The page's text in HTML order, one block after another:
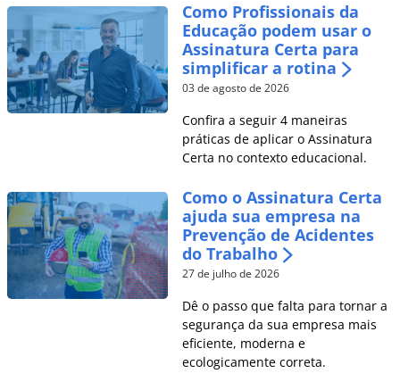
Como Profissionais da
Educação podem usar o
Assinatura Certa para
simplificar a rotina
03 de agosto de 2026
Confira a seguir 4 maneiras
práticas de aplicar o Assinatura
Certa no contexto educacional.
Como o Assinatura Certa
ajuda sua empresa na
Prevenção de Acidentes
do Trabalho
27 de julho de 2026
Dê o passo que falta para tornar a
segurança da sua empresa mais
eficiente, moderna e
ecologicamente correta.